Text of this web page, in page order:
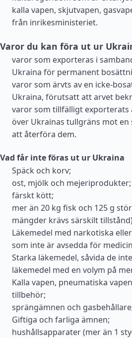
kalla vapen, skjutvapen,
från inrikesministeriet.
Varor du kan föra ut ur
varor som exporteras i
Ukraina för permanent
varor som ärvts av en icke-
Ukraina, förutsatt att arvet
varor som tillfälligt exporterats
över Ukrainas tullgräns mot
att återföra dem.
Vad får inte föras ut ur Ukraina
Späck och korv;
ost, mjölk och mejeriprodukter;
färskt kött;
mer än 20 kg fisk och 125 g
mängder krävs särskilt
Läkemedel med narkotiska
som inte är avsedda för
Starka läkemedel, såvida de
läkemedel med en volym på
Kalla vapen, pneumatiska
tillbehör;
sprängämnen och
Giftiga och farliga ämnen;
hushållsapparater (mer än 1